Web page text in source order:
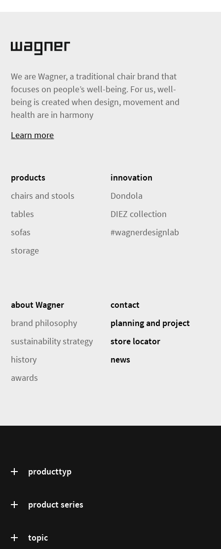
We are Wagner, a traditional chair brand that
focuses on people’s well-being. For us, well-
being is created when design, movement and
health are in harmony
Learn more
products
chairs and stools
tables
sofas
storage
innovation
Dondola
DIEZ collection
#wagnerdesignlab
about Wagner
brand philosophy
sustainability strategy
history
awards
contact
planning and project
store locator
news
producttyp
product series
topic